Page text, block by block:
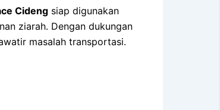
Cideng siap digunakan
ziarah. Dengan dukungan
masalah transportasi.